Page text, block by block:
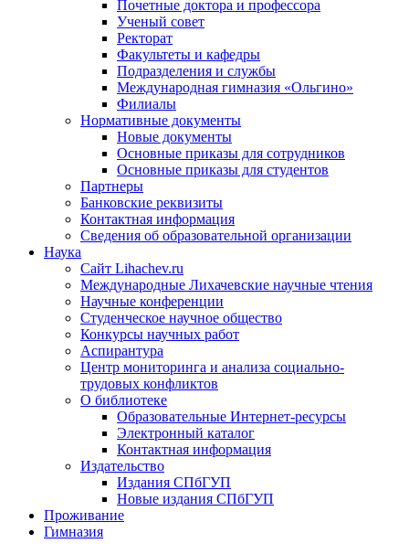
Почетные доктора и профессора
Ученый совет
Ректорат
Факультеты и кафедры
Подразделения и службы
Международная гимназия «Ольгино»
Филиалы
Нормативные документы
Новые документы
Основные приказы для сотрудников
Основные приказы для студентов
Партнеры
Банковские реквизиты
Контактная информация
Сведения об образовательной организации
Наука
Сайт Lihachev.ru
Международные Лихачевские научные чтения
Научные конференции
Студенческое научное общество
Конкурсы научных работ
Аспирантура
Центр мониторинга и анализа социально-
трудовых конфликтов
О библиотеке
Образовательные Интернет-ресурсы
Электронный каталог
Контактная информация
Издательство
Издания СПбГУП
Новые издания СПбГУП
Проживание
Гимназия